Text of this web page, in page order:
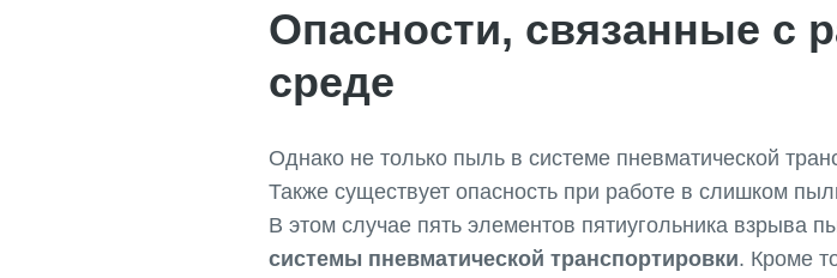
Опасности, связанные с
среде
Однако не только пыль в системе пневматической
Также существует опасность при работе в слишком
В этом случае пять элементов пятиугольника взрыва
системы пневматической транспортировки. Кроме